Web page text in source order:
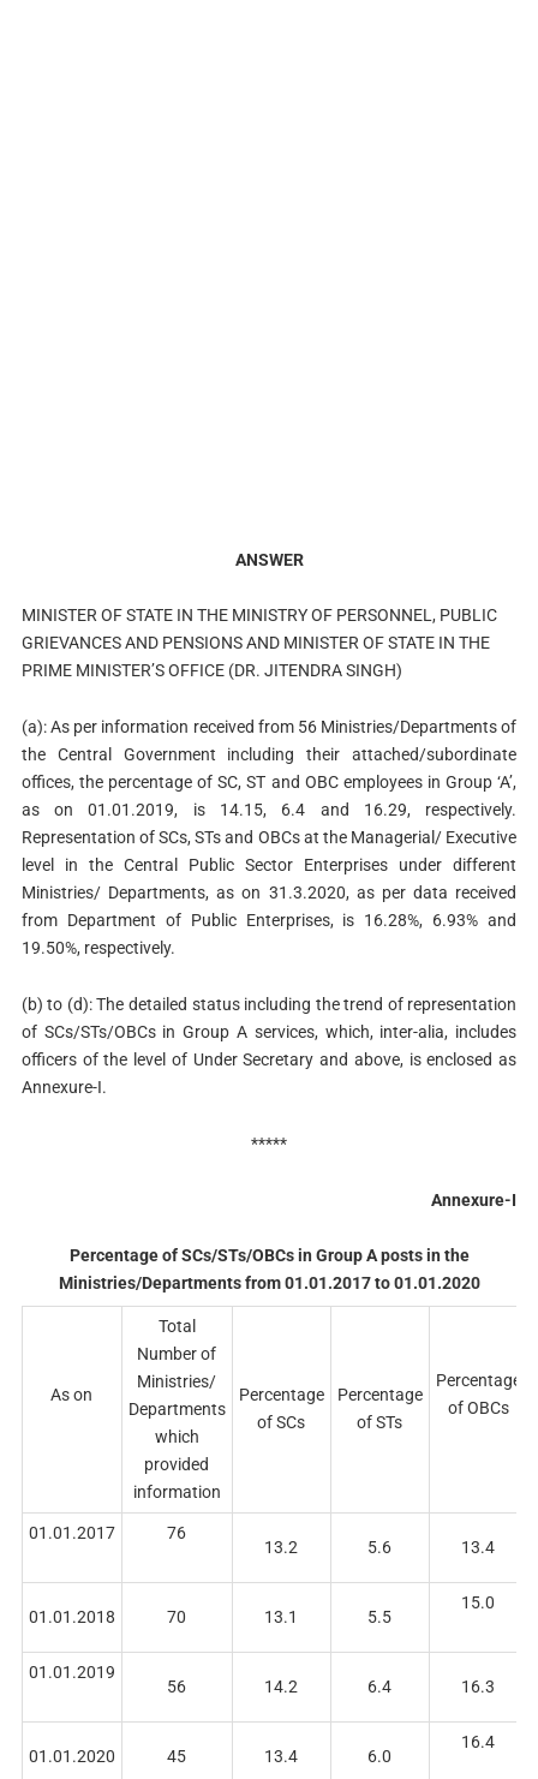
ANSWER
MINISTER OF STATE IN THE MINISTRY OF PERSONNEL, PUBLIC
GRIEVANCES AND PENSIONS AND MINISTER OF STATE IN THE
PRIME MINISTER’S OFFICE (DR. JITENDRA SINGH)
(a): As per information received from 56 Ministries/Departments of
the Central Government including their attached/subordinate
offices, the percentage of SC, ST and OBC employees in Group ‘A’,
as on 01.01.2019, is 14.15, 6.4 and 16.29, respectively.
Representation of SCs, STs and OBCs at the Managerial/ Executive
level in the Central Public Sector Enterprises under different
Ministries/ Departments, as on 31.3.2020, as per data received
from Department of Public Enterprises, is 16.28%, 6.93% and
19.50%, respectively.
(b) to (d): The detailed status including the trend of representation
of SCs/STs/OBCs in Group A services, which, inter-alia, includes
officers of the level of Under Secretary and above, is enclosed as
Annexure-I.
*****
Annexure-I
Percentage of SCs/STs/OBCs in Group A posts in the
Ministries/Departments from 01.01.2017 to 01.01.2020
As on
Total
Number of
Ministries/
Departments
which
provided
information
Percentage
of SCs
Percentage
of STs
Percentage
of OBCs
01.01.2017 76
13.2 5.6 13.4
01.01.2018 70 13.1 5.5
15.0
01.01.2019
56 14.2 6.4 16.3
01.01.2020 45 13.4 6.0
16.4